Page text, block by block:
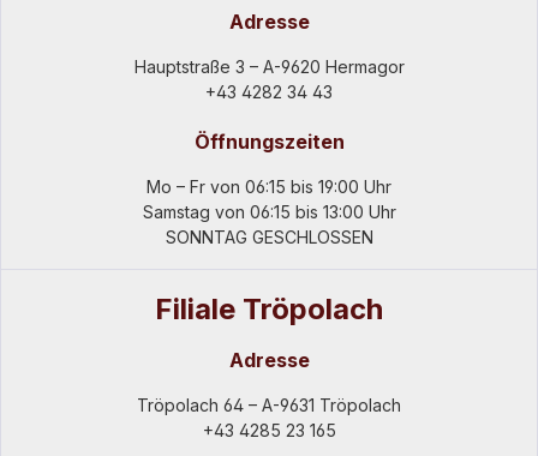
Adresse
Hauptstraße 3 – A-9620 Hermagor
+43 4282 34 43
Öffnungszeiten
Mo – Fr von 06:15 bis 19:00 Uhr
Samstag von 06:15 bis 13:00 Uhr
SONNTAG GESCHLOSSEN
Filiale Tröpolach
Adresse
Tröpolach 64 – A-9631 Tröpolach
+43 4285 23 165